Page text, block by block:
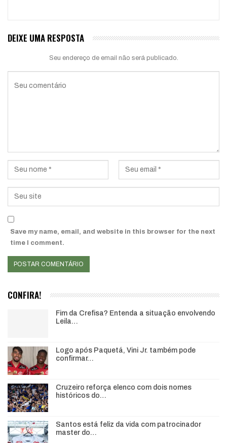
DEIXE UMA RESPOSTA
Seu endereço de email não será publicado.
Save my name, email, and website in this browser for the next
time I comment.
CONFIRA!
Fim da Crefisa? Entenda a situação envolvendo
Leila…
Logo após Paquetá, Vini Jr. também pode
confirmar…
Cruzeiro reforça elenco com dois nomes
históricos do…
Santos está feliz da vida com patrocinador
master do…